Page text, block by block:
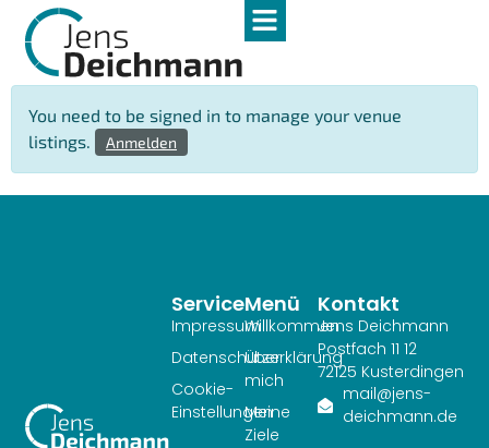
You need to be signed in to manage your venue
listings.
Anmelden
Kontakt
Jens Deichmann
Postfach 11 12
72125 Kusterdingen
mail@jens-
deichmann.de
Menü
Willkommen
Über
mich
Meine
Ziele
Service
Impressum
Datenschutzerklärung
Cookie-
Einstellungen